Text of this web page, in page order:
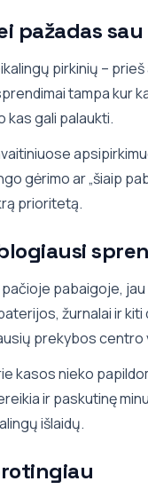
pažadas
pirkinių –
tampa kur
kas gali palaukti.
gėrimo ar „šiaip
prioritetą.
pabaigoje,
žurnalai ir
prekybos centro
kasos nieko
ir paskutinę
išlaidų.